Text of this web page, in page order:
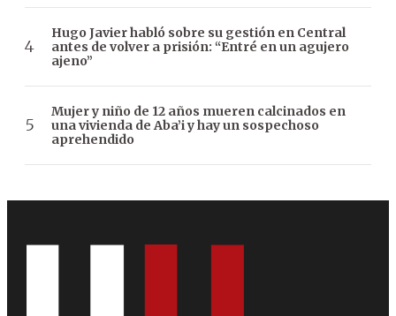
Hugo Javier habló sobre su gestión en Central
antes de volver a prisión: “Entré en un agujero
ajeno”
Mujer y niño de 12 años mueren calcinados en
una vivienda de Aba’i y hay un sospechoso
aprehendido